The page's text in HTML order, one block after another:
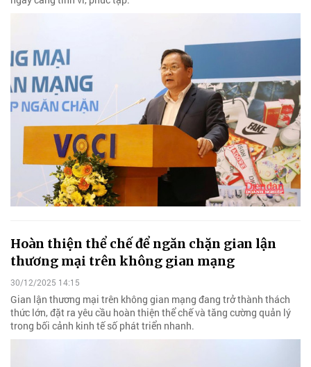
Hoàn thiện thể chế để ngăn chặn gian lận
thương mại trên không gian mạng
30/12/2025 14:15
Gian lận thương mại trên không gian mạng đang trở thành thách
thức lớn, đặt ra yêu cầu hoàn thiện thể chế và tăng cường quản lý
trong bối cảnh kinh tế số phát triển nhanh.